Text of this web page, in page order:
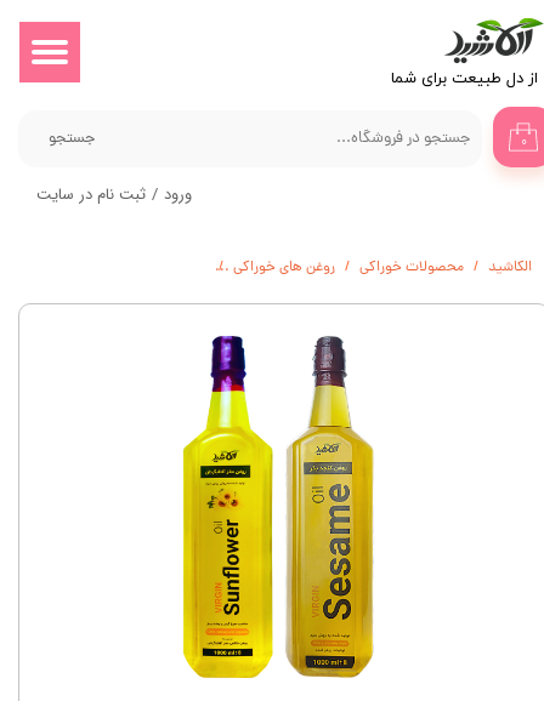
​​​از دل طبیعت برای شما
جستجو ۰
ورود / ثبت نام در سایت
حساب کاربری من
تغییر گذر واژه
سفارشات
الکاشید محصولات خوراکی روغن های خوراکی